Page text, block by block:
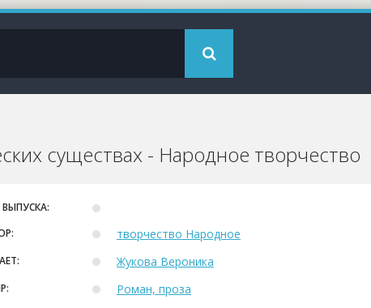
существах - Народное творчество
творчество Народное
Жукова Вероника
Роман, проза